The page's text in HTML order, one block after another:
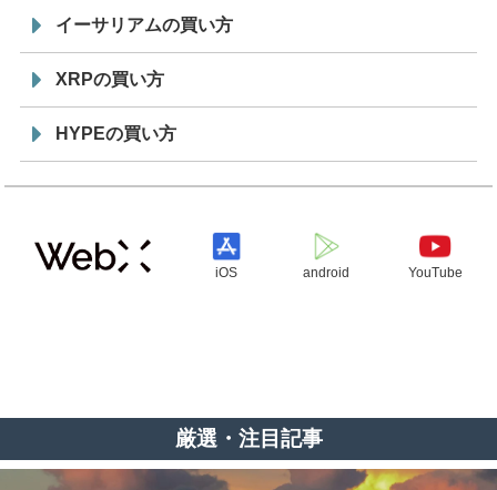
イーサリアムの買い方
XRPの買い方
HYPEの買い方
iOS android YouTube
厳選・注目記事